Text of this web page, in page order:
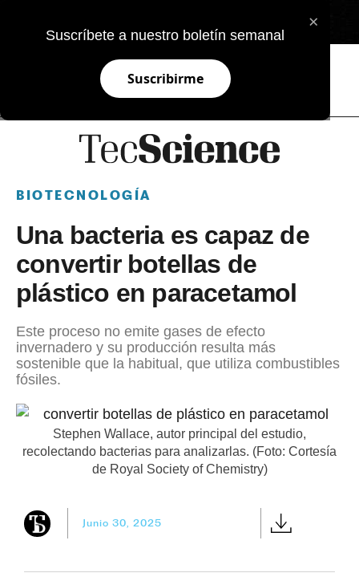
×
Suscríbete a nuestro boletín semanal
Suscribirme
BIOTECNOLOGÍA
Una bacteria es capaz de
convertir botellas de
plástico en paracetamol
Este proceso no emite gases de efecto
invernadero y su producción resulta más
sostenible que la habitual, que utiliza combustibles
fósiles.
Stephen Wallace, autor principal del estudio,
recolectando bacterias para analizarlas. (Foto: Cortesía
de Royal Society of Chemistry)
Junio 30, 2025